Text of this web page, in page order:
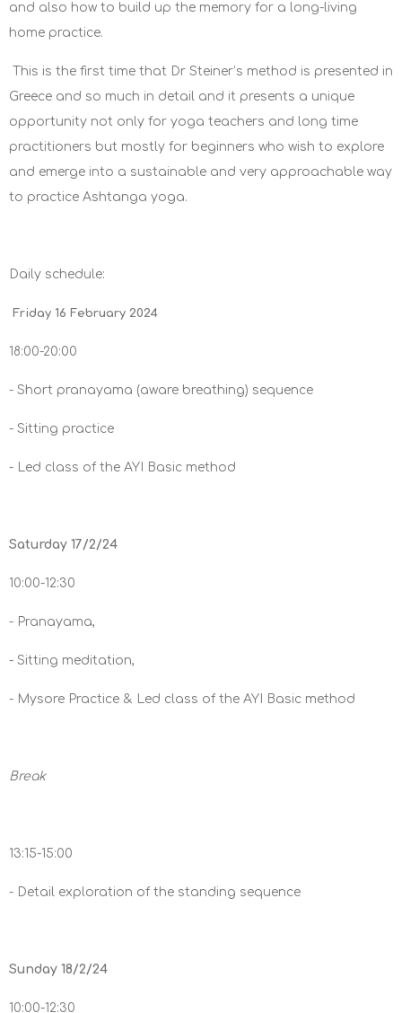
and also how to build up the memory for a long-living
home practice.
This is the first time that Dr Steiner’s method is presented in
Greece and so much in detail and it presents a unique
opportunity not only for yoga teachers and long time
practitioners but mostly for beginners who wish to explore
and emerge into a sustainable and very approachable way
to practice Ashtanga yoga.
Daily schedule:
Friday 16 February 2024
18:00-20:00
- Short pranayama (aware breathing) sequence
- Sitting practice
- Led class of the AYI Basic method
Saturday 17/2/24
10:00-12:30
- Pranayama,
- Sitting meditation,
- Mysore Practice & Led class of the AYI Basic method
Break
13:15-15:00
- Detail exploration of the standing sequence
Sunday 18/2/24
10:00-12:30